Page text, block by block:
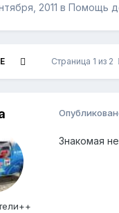
2011 в Помощь
Страница 1 из 2
Знакомая